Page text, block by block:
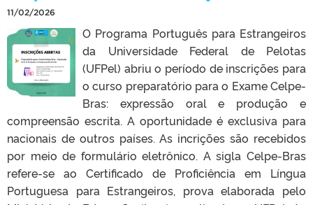
11/02/2026
O Programa Português para Estrangeiros
da Universidade Federal de Pelotas
(UFPel) abriu o período de inscrições para
o curso preparatório para o Exame Celpe-
Bras: expressão oral e produção e
compreensão escrita. A oportunidade é exclusiva para
nacionais de outros países. As incrições são recebidos
por meio de formulário eletrônico. A sigla Celpe-Bras
refere-se ao Certificado de Proficiência em Língua
Portuguesa para Estrangeiros, prova elaborada pelo